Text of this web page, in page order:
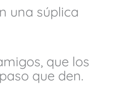
una súplica
que los
que den.